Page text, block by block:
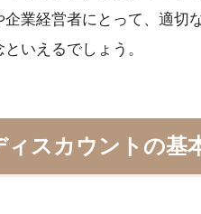
企業経営者にとって、適切
いえるでしょう。
ィスカウントの基